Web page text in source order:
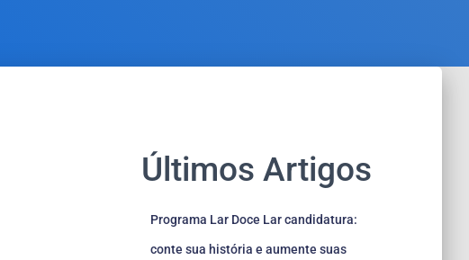
Últimos Artigos
Programa Lar Doce Lar candidatura:
conte sua história e aumente suas